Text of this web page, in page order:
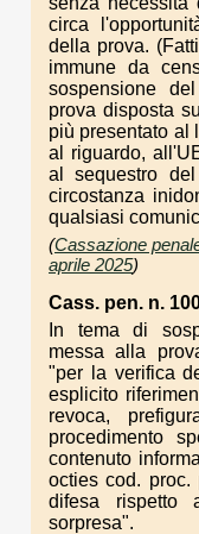
circa
della prova.
immune da
sospensione
prova disposta
più presentato al
al riguardo,
al sequestro
circostanza
qualsiasi
(Cassazione
aprile 2025)
Cass. pen. n.
In tema di
messa alla
"per la verifica
esplicito
revoca,
procedimento
contenuto
octies cod.
difesa rispetto
sorpresa".